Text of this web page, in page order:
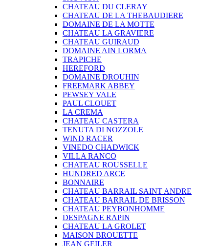
CHATEAU DU CLERAY
CHATEAU DE LA THEBAUDIERE
DOMAINE DE LA MOTTE
CHATEAU LA GRAVIERE
CHATEAU GUIRAUD
DOMAINE AIN LORMA
TRAPICHE
HEREFORD
DOMAINE DROUHIN
FREEMARK ABBEY
PEWSEY VALE
PAUL CLOUET
LA CREMA
CHATEAU CASTERA
TENUTA DI NOZZOLE
WIND RACER
VINEDO CHADWICK
VILLA RANCO
CHATEAU ROUSSELLE
HUNDRED ARCE
BONNAIRE
CHATEAU BARRAIL SAINT ANDRE
CHATEAU BARRAIL DE BRISSON
CHATEAU PEYBONHOMME
DESPAGNE RAPIN
CHATEAU LA GROLET
MAISON BROUETTE
JEAN GEILER